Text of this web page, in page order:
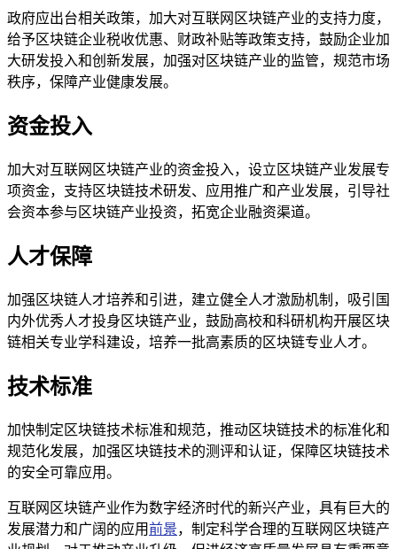
政府应出台相关政策，加大对互联网区块链产业的支持力度，
给予区块链企业税收优惠、财政补贴等政策支持，鼓励企业加
大研发投入和创新发展，加强对区块链产业的监管，规范市场
秩序，保障产业健康发展。
资金投入
加大对互联网区块链产业的资金投入，设立区块链产业发展专
项资金，支持区块链技术研发、应用推广和产业发展，引导社
会资本参与区块链产业投资，拓宽企业融资渠道。
人才保障
加强区块链人才培养和引进，建立健全人才激励机制，吸引国
内外优秀人才投身区块链产业，鼓励高校和科研机构开展区块
链相关专业学科建设，培养一批高素质的区块链专业人才。
技术标准
加快制定区块链技术标准和规范，推动区块链技术的标准化和
规范化发展，加强区块链技术的测评和认证，保障区块链技术
的安全可靠应用。
互联网区块链产业作为数字经济时代的新兴产业，具有巨大的
发展潜力和广阔的应用前景，制定科学合理的互联网区块链产